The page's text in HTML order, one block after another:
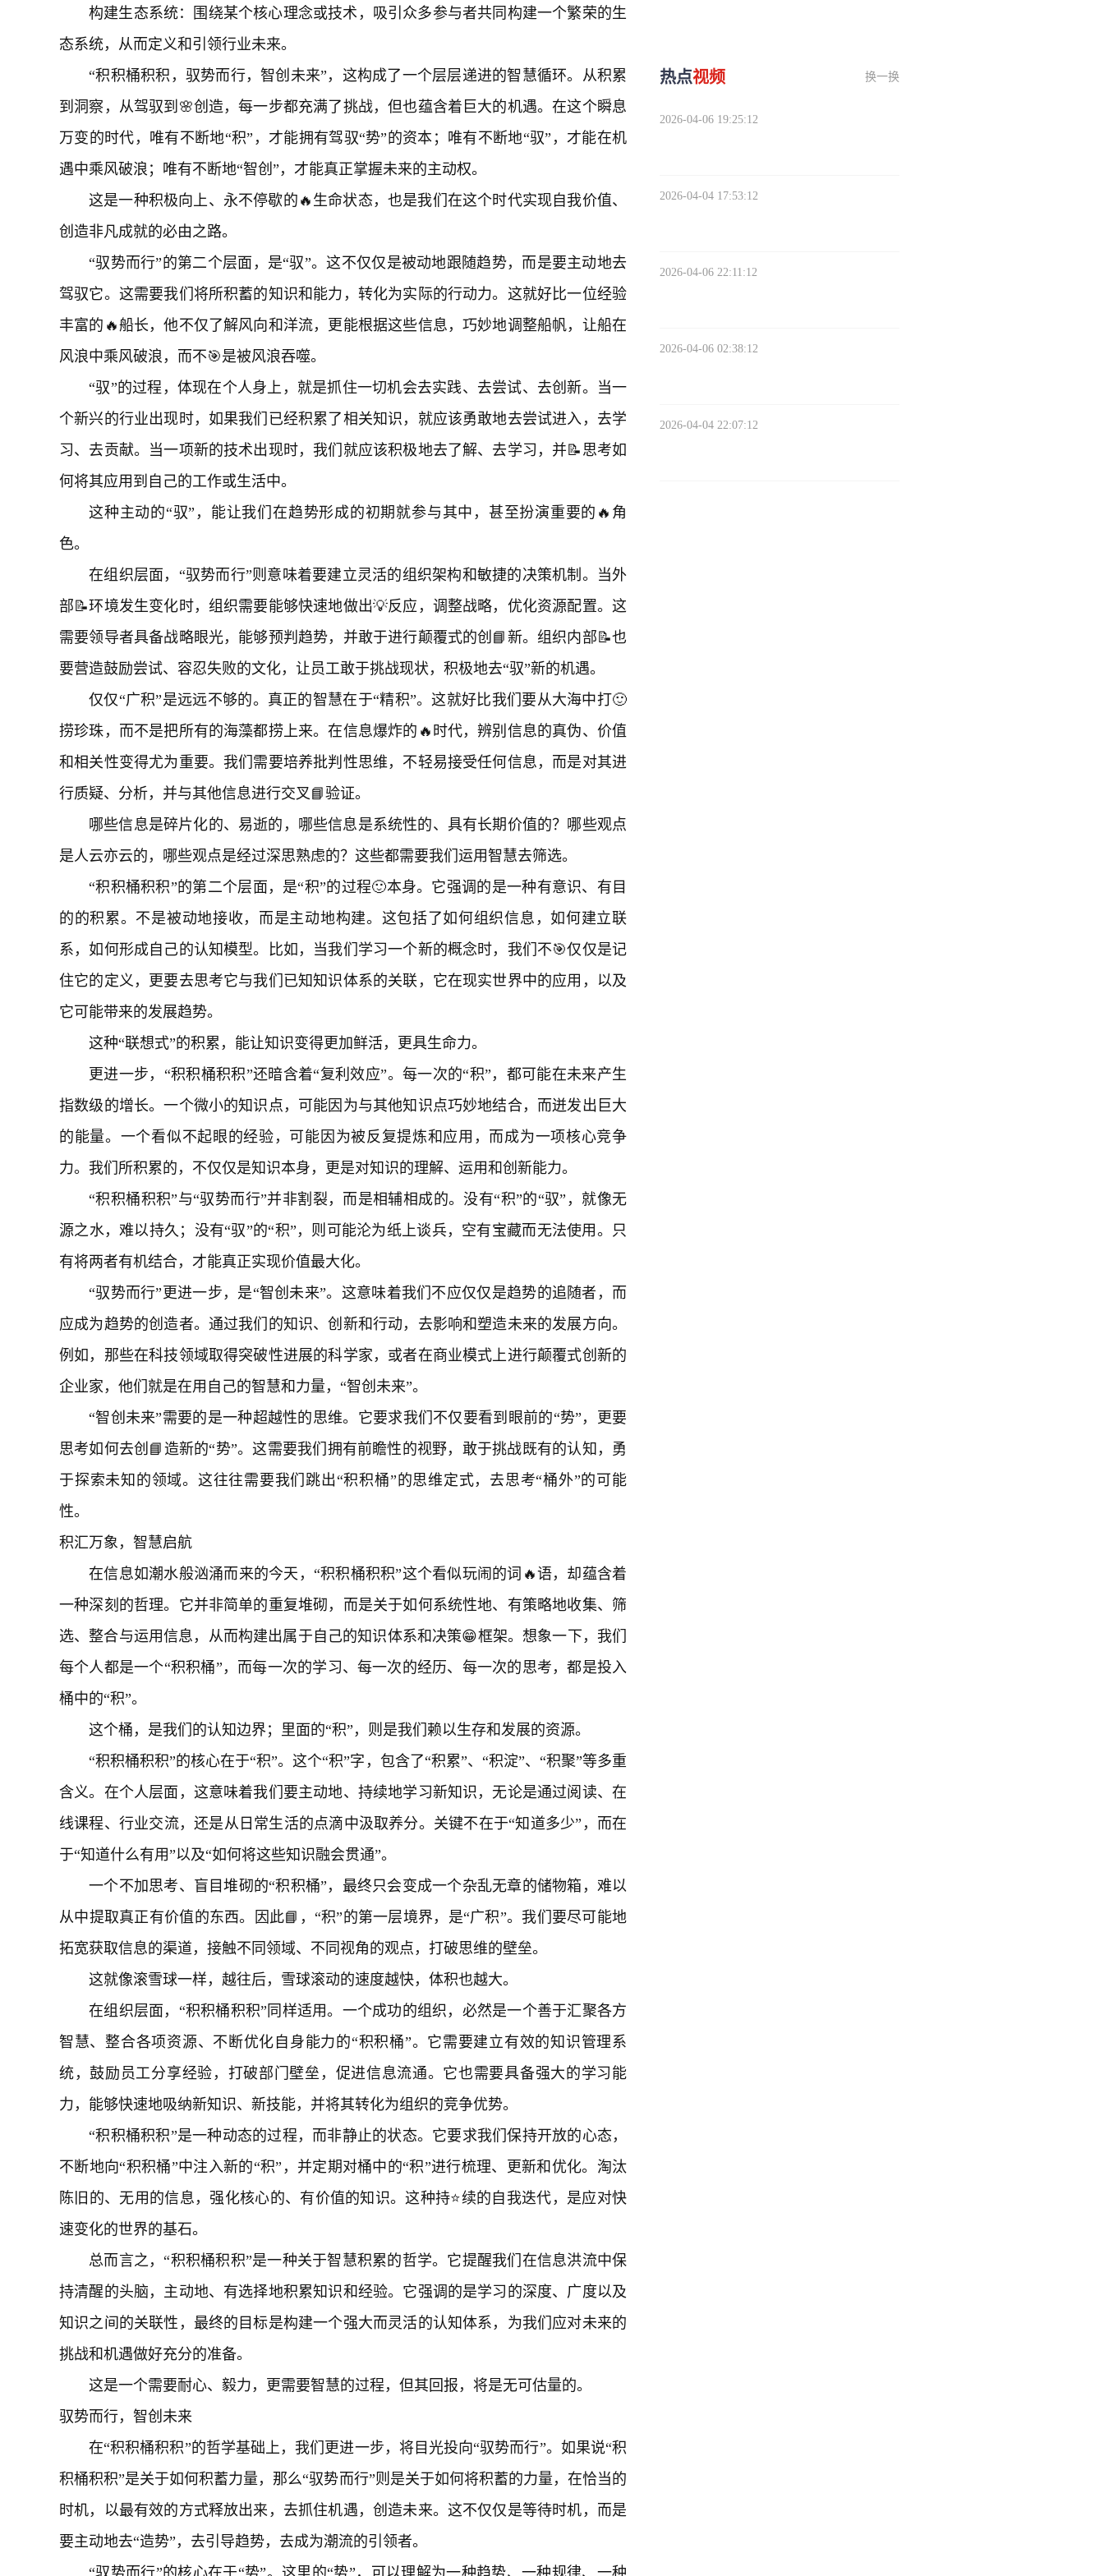
构建生态系统：围绕某个核心理念或技术，吸引众多参与者共同构建一个繁荣的生
态系统，从而定义和引领行业未来。
“积积桶积积，驭势而行，智创未来”，这构成了一个层层递进的智慧循环。从积累
到洞察，从驾驭到🌸创造，每一步都充满了挑战，但也蕴含着巨大的机遇。在这个瞬息
万变的时代，唯有不断地“积”，才能拥有驾驭“势”的资本；唯有不断地“驭”，才能在机
遇中乘风破浪；唯有不断地“智创”，才能真正掌握未来的主动权。
这是一种积极向上、永不停歇的🔥生命状态，也是我们在这个时代实现自我价值、
创造非凡成就的必由之路。
“驭势而行”的第二个层面，是“驭”。这不仅仅是被动地跟随趋势，而是要主动地去
驾驭它。这需要我们将所积蓄的知识和能力，转化为实际的行动力。这就好比一位经验
丰富的🔥船长，他不仅了解风向和洋流，更能根据这些信息，巧妙地调整船帆，让船在
风浪中乘风破浪，而不🎯是被风浪吞噬。
“驭”的过程，体现在个人身上，就是抓住一切机会去实践、去尝试、去创新。当一
个新兴的行业出现时，如果我们已经积累了相关知识，就应该勇敢地去尝试进入，去学
习、去贡献。当一项新的技术出现时，我们就应该积极地去了解、去学习，并📝思考如
何将其应用到自己的工作或生活中。
这种主动的“驭”，能让我们在趋势形成的初期就参与其中，甚至扮演重要的🔥角
色。
在组织层面，“驭势而行”则意味着要建立灵活的组织架构和敏捷的决策机制。当外
部📝环境发生变化时，组织需要能够快速地做出💡反应，调整战略，优化资源配置。这
需要领导者具备战略眼光，能够预判趋势，并敢于进行颠覆式的创📘新。组织内部📝也
要营造鼓励尝试、容忍失败的文化，让员工敢于挑战现状，积极地去“驭”新的机遇。
仅仅“广积”是远远不够的。真正的智慧在于“精积”。这就好比我们要从大海中打🙂
捞珍珠，而不是把所有的海藻都捞上来。在信息爆炸的🔥时代，辨别信息的真伪、价值
和相关性变得尤为重要。我们需要培养批判性思维，不轻易接受任何信息，而是对其进
行质疑、分析，并与其他信息进行交叉📘验证。
哪些信息是碎片化的、易逝的，哪些信息是系统性的、具有长期价值的？哪些观点
是人云亦云的，哪些观点是经过深思熟虑的？这些都需要我们运用智慧去筛选。
“积积桶积积”的第二个层面，是“积”的过程🙂本身。它强调的是一种有意识、有目
的的积累。不是被动地接收，而是主动地构建。这包括了如何组织信息，如何建立联
系，如何形成自己的认知模型。比如，当我们学习一个新的概念时，我们不🎯仅仅是记
住它的定义，更要去思考它与我们已知知识体系的关联，它在现实世界中的应用，以及
它可能带来的发展趋势。
这种“联想式”的积累，能让知识变得更加鲜活，更具生命力。
更进一步，“积积桶积积”还暗含着“复利效应”。每一次的“积”，都可能在未来产生
指数级的增长。一个微小的知识点，可能因为与其他知识点巧妙地结合，而迸发出巨大
的能量。一个看似不起眼的经验，可能因为被反复提炼和应用，而成为一项核心竞争
力。我们所积累的，不仅仅是知识本身，更是对知识的理解、运用和创新能力。
“积积桶积积”与“驭势而行”并非割裂，而是相辅相成的。没有“积”的“驭”，就像无
源之水，难以持久；没有“驭”的“积”，则可能沦为纸上谈兵，空有宝藏而无法使用。只
有将两者有机结合，才能真正实现价值最大化。
“驭势而行”更进一步，是“智创未来”。这意味着我们不应仅仅是趋势的追随者，而
应成为趋势的创造者。通过我们的知识、创新和行动，去影响和塑造未来的发展方向。
例如，那些在科技领域取得突破性进展的科学家，或者在商业模式上进行颠覆式创新的
企业家，他们就是在用自己的智慧和力量，“智创未来”。
“智创未来”需要的是一种超越性的思维。它要求我们不仅要看到眼前的“势”，更要
思考如何去创📘造新的“势”。这需要我们拥有前瞻性的视野，敢于挑战既有的认知，勇
于探索未知的领域。这往往需要我们跳出“积积桶”的思维定式，去思考“桶外”的可能
性。
积汇万象，智慧启航
在信息如潮水般汹涌而来的今天，“积积桶积积”这个看似玩闹的词🔥语，却蕴含着
一种深刻的哲理。它并非简单的重复堆砌，而是关于如何系统性地、有策略地收集、筛
选、整合与运用信息，从而构建出属于自己的知识体系和决策😁框架。想象一下，我们
每个人都是一个“积积桶”，而每一次的学习、每一次的经历、每一次的思考，都是投入
桶中的“积”。
这个桶，是我们的认知边界；里面的“积”，则是我们赖以生存和发展的资源。
“积积桶积积”的核心在于“积”。这个“积”字，包含了“积累”、“积淀”、“积聚”等多重
含义。在个人层面，这意味着我们要主动地、持续地学习新知识，无论是通过阅读、在
线课程、行业交流，还是从日常生活的点滴中汲取养分。关键不在于“知道多少”，而在
于“知道什么有用”以及“如何将这些知识融会贯通”。
一个不加思考、盲目堆砌的“积积桶”，最终只会变成一个杂乱无章的储物箱，难以
从中提取真正有价值的东西。因此📘，“积”的第一层境界，是“广积”。我们要尽可能地
拓宽获取信息的渠道，接触不同领域、不同视角的观点，打破思维的壁垒。
这就像滚雪球一样，越往后，雪球滚动的速度越快，体积也越大。
在组织层面，“积积桶积积”同样适用。一个成功的组织，必然是一个善于汇聚各方
智慧、整合各项资源、不断优化自身能力的“积积桶”。它需要建立有效的知识管理系
统，鼓励员工分享经验，打破部门壁垒，促进信息流通。它也需要具备强大的学习能
力，能够快速地吸纳新知识、新技能，并将其转化为组织的竞争优势。
“积积桶积积”是一种动态的过程，而非静止的状态。它要求我们保持开放的心态，
不断地向“积积桶”中注入新的“积”，并定期对桶中的“积”进行梳理、更新和优化。淘汰
陈旧的、无用的信息，强化核心的、有价值的知识。这种持⭐续的自我迭代，是应对快
速变化的世界的基石。
总而言之，“积积桶积积”是一种关于智慧积累的哲学。它提醒我们在信息洪流中保
持清醒的头脑，主动地、有选择地积累知识和经验。它强调的是学习的深度、广度以及
知识之间的关联性，最终的目标是构建一个强大而灵活的认知体系，为我们应对未来的
挑战和机遇做好充分的准备。
这是一个需要耐心、毅力，更需要智慧的过程，但其回报，将是无可估量的。
驭势而行，智创未来
在“积积桶积积”的哲学基础上，我们更进一步，将目光投向“驭势而行”。如果说“积
积桶积积”是关于如何积蓄力量，那么“驭势而行”则是关于如何将积蓄的力量，在恰当的
时机，以最有效的方式释放出来，去抓住机遇，创造未来。这不仅仅是等待时机，而是
要主动地去“造势”，去引导趋势，去成为潮流的引领者。
“驭势而行”的核心在于“势”。这里的“势”，可以理解为一种趋势、一种规律、一种
热点视频 换一换
2026-04-06 19:25:12
2026-04-04 17:53:12
2026-04-06 22:11:12
2026-04-06 02:38:12
2026-04-04 22:07:12